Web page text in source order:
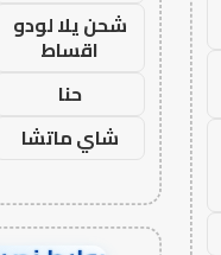
شحن يلا لودو
اقساط
حنا
شاي ماتشا